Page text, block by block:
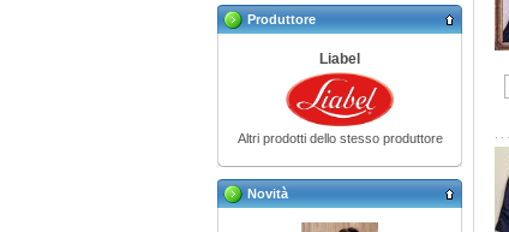
Produttore
Liabel
Altri prodotti dello stesso produttore
Novità